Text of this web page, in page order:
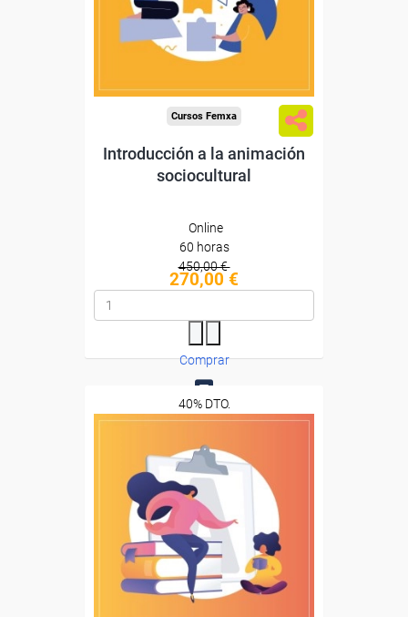
Diploma
Compra segura
Cursos Femxa
Introducción a la animación
sociocultural
Online
60 horas
450,00 €
270,00 €
Comprar
0
40% DTO.
Descuentos especiales
Sin requisitos de acceso
Diploma
Compra segura